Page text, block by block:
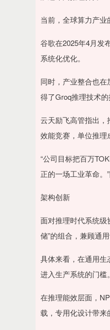
当前，全球算力产业
谷歌在2025年4月发
系统化优化。
同时，产业整合也
得了Groq推理技术
云天励飞高管指出，
效能竞赛，单位推理
“公司目标把百万
正的一场工业革命。”
架构创新
面对推理时代系统
储”的组合，兼顾通
具体来看，在通用
进入生产系统的门槛。
在推理能效层面，
载，专用化设计带来